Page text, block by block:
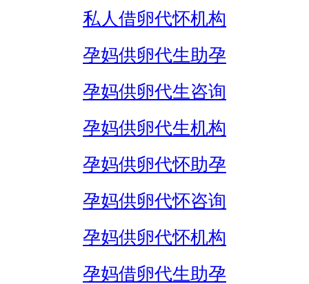
私人借卵代怀机构
孕妈供卵代生助孕
孕妈供卵代生咨询
孕妈供卵代生机构
孕妈供卵代怀助孕
孕妈供卵代怀咨询
孕妈供卵代怀机构
孕妈借卵代生助孕